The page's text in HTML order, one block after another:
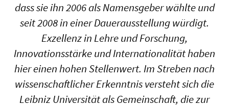
dass sie ihn 2006 als Namensgeber wählte und
seit 2008 in einer Dauerausstellung würdigt.
Exzellenz in Lehre und Forschung,
Innovationsstärke und Internationalität haben
hier einen hohen Stellenwert. Im Streben nach
wissenschaftlicher Erkenntnis versteht sich die
Leibniz Universität als Gemeinschaft, die zur